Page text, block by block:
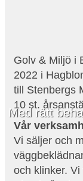
Med rätt
Golv & Miljö i
2022 i
till Stenbergs
10 st.
Vår
Vi säljer och
och klinker.